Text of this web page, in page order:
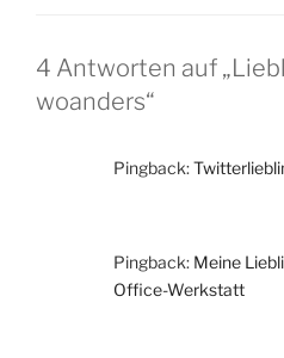
4 Antworten auf
woanders“
Pingback:
Pingback: Meine
Office-Werkstatt